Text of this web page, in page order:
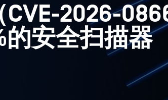
CVE-2026-
安全扫描器